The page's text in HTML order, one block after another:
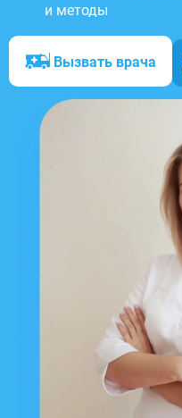
и методы
Вызвать врача